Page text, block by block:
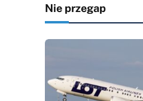
Nie przegap